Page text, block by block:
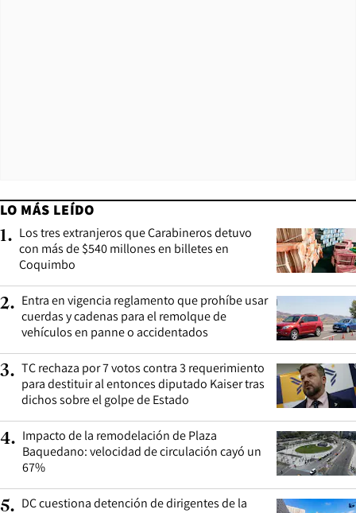
LO MÁS LEÍDO
1. Los tres extranjeros que Carabineros detuvo
con más de $540 millones en billetes en
Coquimbo
2. Entra en vigencia reglamento que prohíbe usar
cuerdas y cadenas para el remolque de
vehículos en panne o accidentados
3. TC rechaza por 7 votos contra 3 requerimiento
para destituir al entonces diputado Kaiser tras
dichos sobre el golpe de Estado
4. Impacto de la remodelación de Plaza
Baquedano: velocidad de circulación cayó un
67%
5. DC cuestiona detención de dirigentes de la